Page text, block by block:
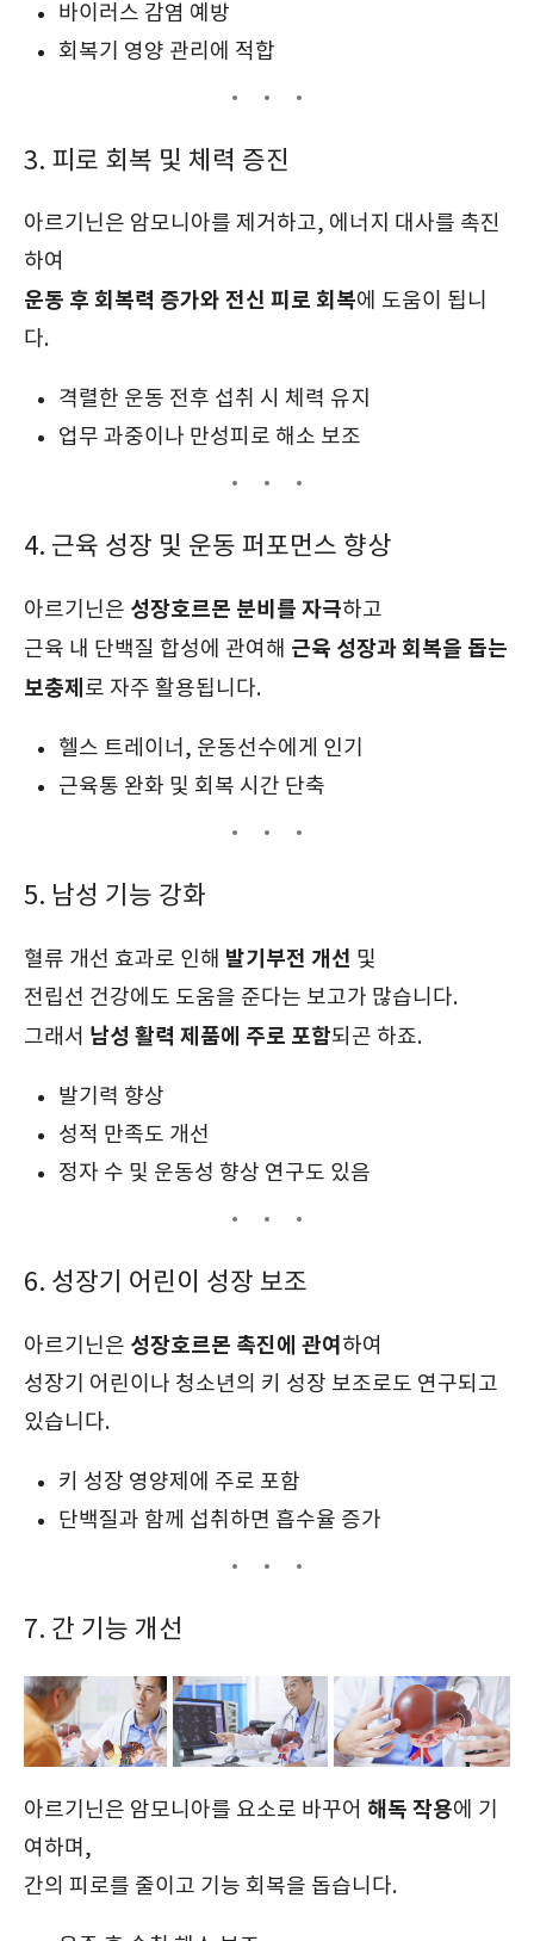
바이러스 감염 예방
회복기 영양 관리에 적합
3. 피로 회복 및 체력 증진
아르기닌은 암모니아를 제거하고, 에너지 대사를 촉진
하여
운동 후 회복력 증가와 전신 피로 회복에 도움이 됩니
다.
격렬한 운동 전후 섭취 시 체력 유지
업무 과중이나 만성피로 해소 보조
4. 근육 성장 및 운동 퍼포먼스 향상
아르기닌은 성장호르몬 분비를 자극하고
근육 내 단백질 합성에 관여해 근육 성장과 회복을 돕는
보충제 로 자주 활용됩니다.
헬스 트레이너, 운동선수에게 인기
근육통 완화 및 회복 시간 단축
5. 남성 기능 강화
혈류 개선 효과로 인해 발기부전 개선 및
전립선 건강에도 도움을 준다는 보고가 많습니다.
그래서 남성 활력 제품에 주로 포함되곤 하죠.
발기력 향상
성적 만족도 개선
정자 수 및 운동성 향상 연구도 있음
6. 성장기 어린이 성장 보조
아르기닌은 성장호르몬 촉진에 관여 하여
성장기 어린이나 청소년의 키 성장 보조로도 연구되고
있습니다.
키 성장 영양제에 주로 포함
단백질과 함께 섭취하면 흡수율 증가
7. 간 기능 개선
아르기닌은 암모니아를 요소로 바꾸어 해독 작용에 기
여하며,
간의 피로를 줄이고 기능 회복을 돕습니다.